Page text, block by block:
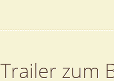
Trailer zum